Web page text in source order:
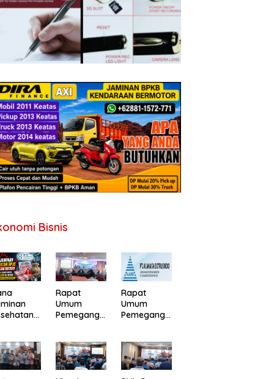
Bisnis
Rapat
Umum
Pemegang
Gapuraprim
a Tbk
Tahun Buku
Rapat
Umum
Pemegang
Alakasa
Industrindo
Tbk 2026